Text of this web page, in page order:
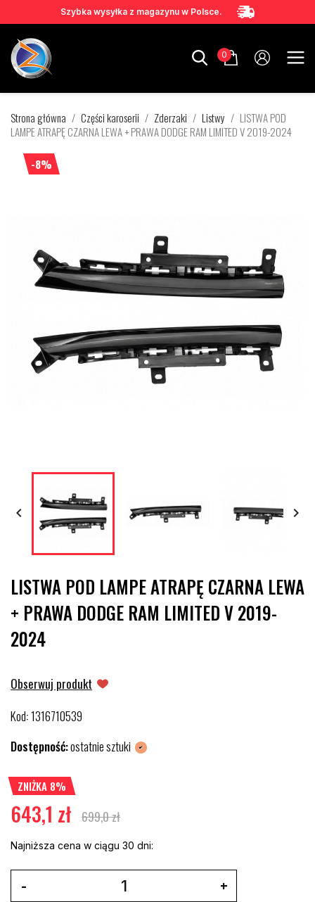
Szybka wysyłka z magazynu w Polsce.
0
Strona główna Części karoserii Zderzaki Listwy
LISTWA POD
LAMPE ATRAPĘ CZARNA LEWA + PRAWA DODGE RAM LIMITED V 2019-2024
-8%
 
LISTWA POD LAMPE ATRAPĘ CZARNA LEWA
+ PRAWA DODGE RAM LIMITED V 2019-
2024
Obserwuj produkt
Kod:1316710539
Dostępność:ostatnie sztuki
ZNIŻKA 8%
643,1 zł 699,0 zł
Najniższa cena w ciągu 30 dni: